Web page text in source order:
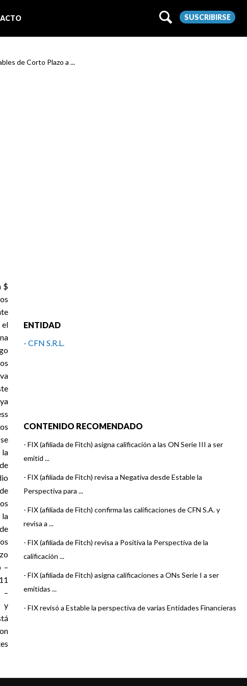
SUSCRIBIRSE
de Corto Plazo a ...
$
la
la
–
–
y
ENTIDAD
- CFN S.R.L.
CONTENIDO RECOMENDADO
- FIX (afiliada de Fitch) asigna calificación a las ON Serie III a ser
emitid ...
- FIX (afiliada de Fitch) revisa a Negativa desde Estable la
Perspectiva para ...
- FIX (afiliada de Fitch) confirma las calificaciones de CFN S.A. y
revisa a ...
- FIX (afiliada de Fitch) revisa a Positiva la Perspectiva de la
calificación ...
- FIX (afiliada de Fitch) asigna calificaciones a ONs Serie I a ser
emitidas ...
- FIX revisó a Estable la perspectiva de varias Entidades Financieras